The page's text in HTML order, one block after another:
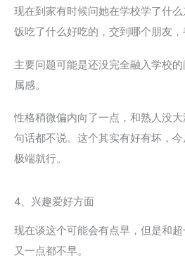
现在到家有时候问她在学校学了什
饭吃了什么好吃的，交到哪个朋友，
主要问题可能是还没完全融入学校
属感。
性格稍微偏内向了一点，和熟人没
句话都不说。这个其实有好有坏，
极端就行。
4、兴趣爱好方面
现在谈这个可能会有点早，但是和
又一点都不早。